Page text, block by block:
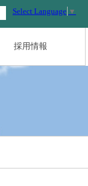
採用情報
Select Language ▼